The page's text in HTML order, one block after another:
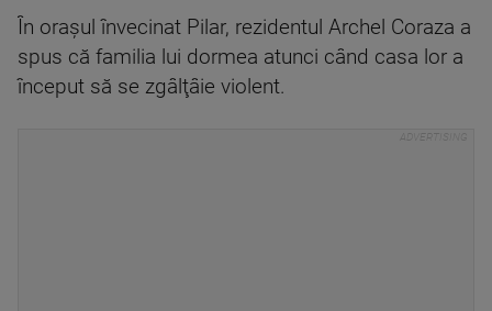
În oraşul învecinat Pilar, rezidentul Archel Coraza a
spus că familia lui dormea atunci când casa lor a
început să se zgâlţâie violent.